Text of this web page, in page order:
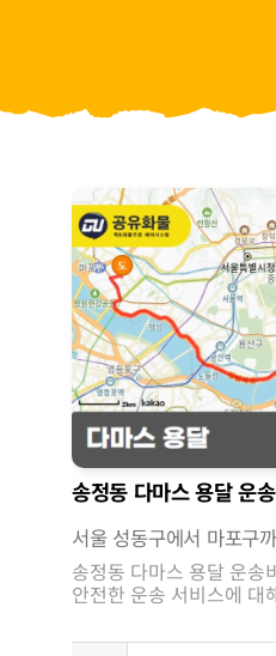
블로그
송정동 다마스 용달 운
서울 성동구에서 마포구
송정동 다마스 용달 운송
안전한 운송 서비스에 대